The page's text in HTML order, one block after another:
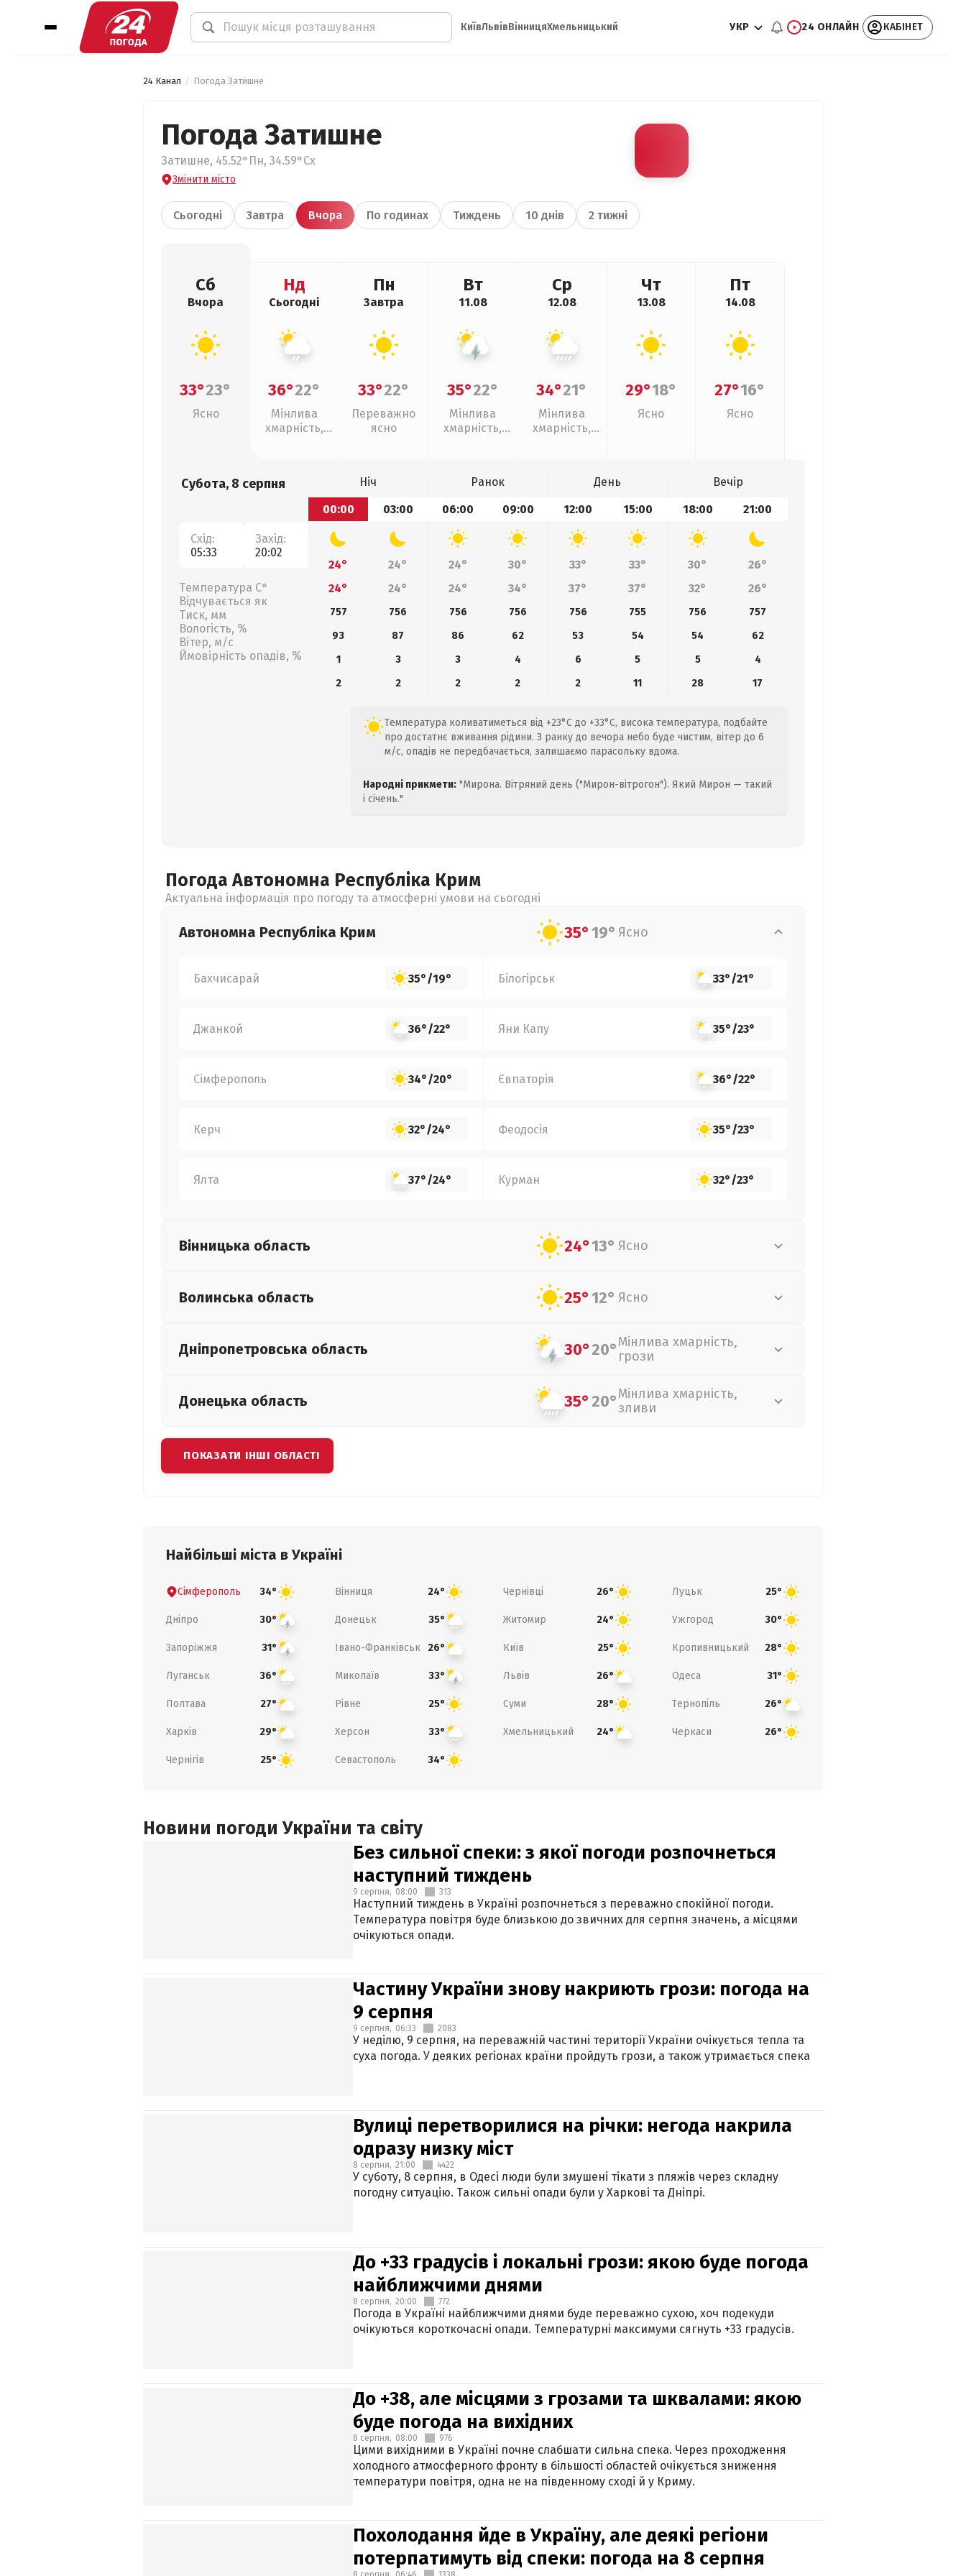
КиївЛьвівВінницяХмельницький УКР 24 ОНЛАЙН КАБІНЕТ
24 Канал Погода Затишне
Погода Затишне
Затишне, 45.52°Пн, 34.59°Сх
Змінити місто
Сьогодні Завтра Вчора По годинах Тиждень 10 днів 2 тижні
Сб
Вчора
33°23°
Ясно
Нд
Сьогодні
36°22°
Мінлива
хмарність,
Пн
Завтра
33°22°
Переважно
ясно
Вт
11.08
35°22°
Мінлива
хмарність,
Ср
12.08
34°21°
Мінлива
хмарність,
Чт
13.08
29°18°
Ясно
Пт
14.08
27°16°
Ясно
Субота, 8 серпня
Схід:
05:33
Захід:
20:02
Температура С°
Відчувається як
Тиск, мм
Вологість, %
Вітер, м/с
Ймовірність опадів, %
Ніч Ранок День
Вечір
00:00
03:00 06:00 09:00 12:00 15:00 18:00 21:00
24° 24° 24° 30° 33° 33° 30°
26°
24°
24° 24° 34° 37° 37° 32° 26°
757 756 756 756 756 755 756
757
93
87 86 62 53 54 54
62
1
3 3 4 6 5 5
4
2
2 2 2 2 11 28 17
Температура коливатиметься від +23°C до +33°C, висока температура, подбайте
про достатнє вживання рідини. З ранку до вечора небо буде чистим, вітер до 6
м/с, опадів не передбачається, залишаємо парасольку вдома.
Народні прикмети: "Мирона. Вітряний день ("Мирон-вітрогон"). Який Мирон — такий
і січень."
Погода Автономна Республіка Крим
Актуальна інформація про погоду та атмосферні умови на сьогодні
Автономна Республіка Крим 35°19° Ясно
Бахчисарай 35°/19° Білогірськ 33°/21°
Джанкой 36°/22° Яни Капу 35°/23°
Сімферополь 34°/20° Євпаторія 36°/22°
Керч 32°/24° Феодосія 35°/23°
Ялта 37°/24° Курман 32°/23°
Вінницька область 24°13° Ясно
Волинська область 25°12° Ясно
Дніпропетровська область 30°20°Мінлива хмарність,
грози
Донецька область 35°20°Мінлива хмарність,
зливи
ПОКАЗАТИ ІНШІ ОБЛАСТІ
Найбільші міста в Україні
Сімферополь 34° Вінниця 24° Чернівці 26° Луцьк 25°
Дніпро 30° Донецьк 35° Житомир 24° Ужгород 30°
Запоріжжя 31° Івано-Франківськ 26° Київ 25° Кропивницький 28°
Луганськ 36° Миколаїв 33° Львів 26° Одеса 31°
Полтава 27° Рівне 25° Суми 28° Тернопіль 26°
Харків 29° Херсон 33° Хмельницький 24° Черкаси 26°
Чернігів 25° Севастополь 34°
Новини погоди України та світу
Без сильної спеки: з якої погоди розпочнеться
наступний тиждень
9 серпня, 08:00 313
Наступний тиждень в Україні розпочнеться з переважно спокійної погоди.
Температура повітря буде близькою до звичних для серпня значень, а місцями
очікуються опади.
Частину України знову накриють грози: погода на
9 серпня
9 серпня, 06:33 2083
У неділю, 9 серпня, на переважній частині території України очікується тепла та
суха погода. У деяких регіонах країни пройдуть грози, а також утримається спека
Вулиці перетворилися на річки: негода накрила
одразу низку міст
8 серпня, 21:00 4422
У суботу, 8 серпня, в Одесі люди були змушені тікати з пляжів через складну
погодну ситуацію. Також сильні опади були у Харкові та Дніпрі.
До +33 градусів і локальні грози: якою буде погода
найближчими днями
8 серпня, 20:00 772
Погода в Україні найближчими днями буде переважно сухою, хоч подекуди
очікуються короткочасні опади. Температурні максимуми сягнуть +33 градусів.
До +38, але місцями з грозами та шквалами: якою
буде погода на вихідних
8 серпня, 08:00 976
Цими вихідними в Україні почне слабшати сильна спека. Через проходження
холодного атмосферного фронту в більшості областей очікується зниження
температури повітря, одна не на південному сході й у Криму.
Похолодання йде в Україну, але деякі регіони
потерпатимуть від спеки: погода на 8 серпня